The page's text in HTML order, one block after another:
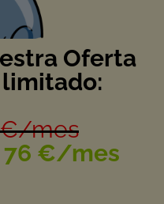
Oferta
€/mes
76 €/mes